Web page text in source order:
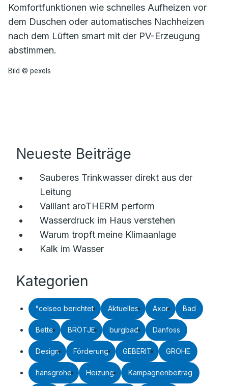
Komfortfunktionen wie schnelles Aufheizen vor
dem Duschen oder automatisches Nachheizen
nach dem Lüften smart mit der PV-Erzeugung
abstimmen.
Bild © pexels
Neueste Beiträge
Sauberes Trinkwasser direkt aus der
Leitung
Vaillant aroTHERM perform
Wasserdruck im Haus verstehen
Warum tropft meine Klimaanlage
Kalk im Wasser
Kategorien
°celseo berichtet Aktuelles Axor Bad
Bette BRÖTJE burgbad Danfoss
Design Förderung GEBERIT GROHE
hansgrohe Heizung Kampagnenbeitrag